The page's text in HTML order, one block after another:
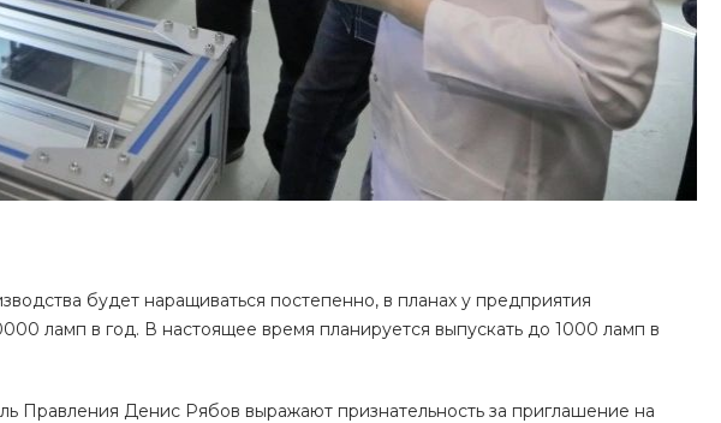
будет наращиваться постепенно, в планах у предприятия
ламп в год. В настоящее время планируется выпускать до 1000 ламп в
Правления Денис Рябов выражают признательность за приглашение на